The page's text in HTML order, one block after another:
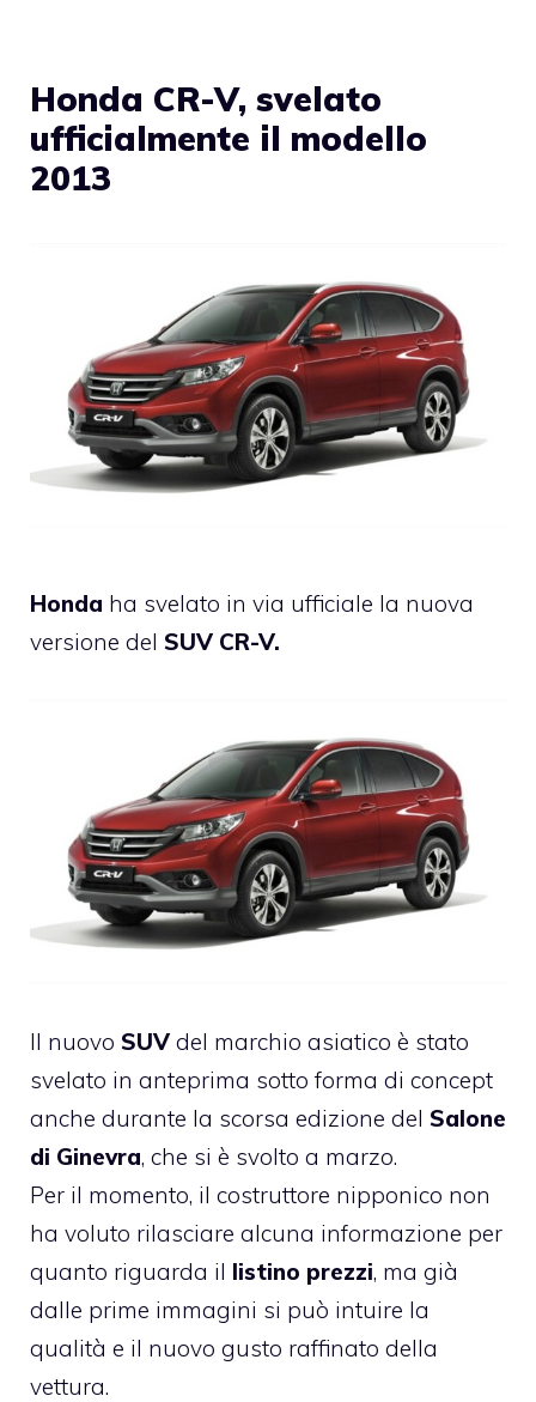
Honda CR-V, svelato
ufficialmente il modello
2013
Honda ha svelato in via ufficiale la nuova
versione del SUV CR-V.
Il nuovo SUV del marchio asiatico è stato
svelato in anteprima sotto forma di concept
anche durante la scorsa edizione del Salone
di Ginevra, che si è svolto a marzo.
Per il momento, il costruttore nipponico non
ha voluto rilasciare alcuna informazione per
quanto riguarda il listino prezzi, ma già
dalle prime immagini si può intuire la
qualità e il nuovo gusto raffinato della
vettura.